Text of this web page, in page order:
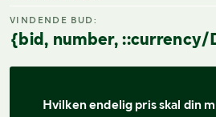
VINDENDE BUD:
{bid, number,
Hvilken endelig pris skal din